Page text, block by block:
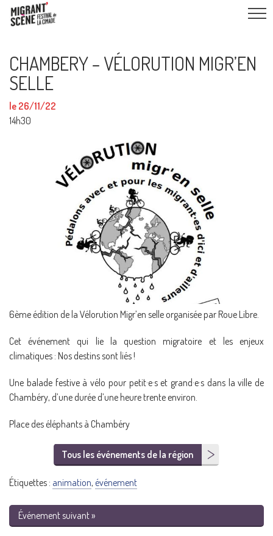
CHAMBERY – VÉLORUTION MIGR’EN
SELLE
le 26/11/22
14h30
6ème édition de la Vélorution Migr’en selle organisée par Roue Libre.
Cet événement qui lie la question migratoire et les enjeux
climatiques : Nos destins sont liés !
Une balade festive à vélo pour petit·e·s et grand·e·s dans la ville de
Chambéry, d’une durée d’une heure trente environ.
Place des éléphants à Chambéry
Tous les événements de la région
Étiquettes : animation, événement
Événement suivant »